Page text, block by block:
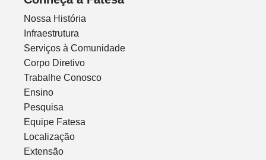
Nossa História
Infraestrutura
Serviços à Comunidade
Corpo Diretivo
Trabalhe Conosco
Ensino
Pesquisa
Equipe Fatesa
Localização
Extensão